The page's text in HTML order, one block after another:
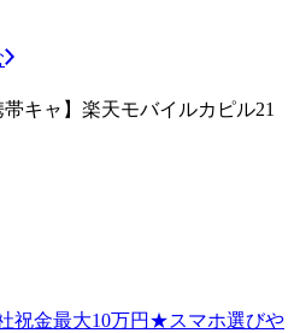
キャ】楽天モバイルカピル21
祝金最大10万円★スマホ選びや